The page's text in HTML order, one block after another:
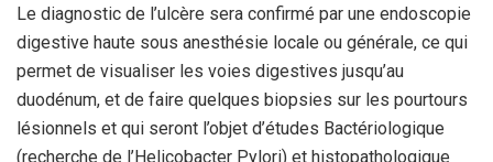
Le diagnostic de l’ulcère sera confirmé par une endoscopie
digestive haute sous anesthésie locale ou générale, ce qui
permet de visualiser les voies digestives jusqu’au
duodénum, et de faire quelques biopsies sur les pourtours
lésionnels et qui seront l’objet d’études Bactériologique
(recherche de l’Helicobacter Pylori) et histopathologique